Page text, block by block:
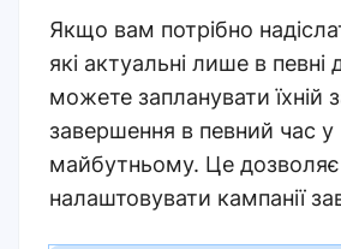
Якщо вам потрібно
які актуальні лише в певні
можете запланувати їхній
завершення в певний час у
майбутньому. Це дозволяє
налаштовувати кампанії